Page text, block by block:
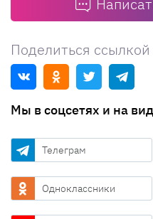
Поделиться ссылкой
Мы в соцсетях и на
Телеграм
Одноклассники